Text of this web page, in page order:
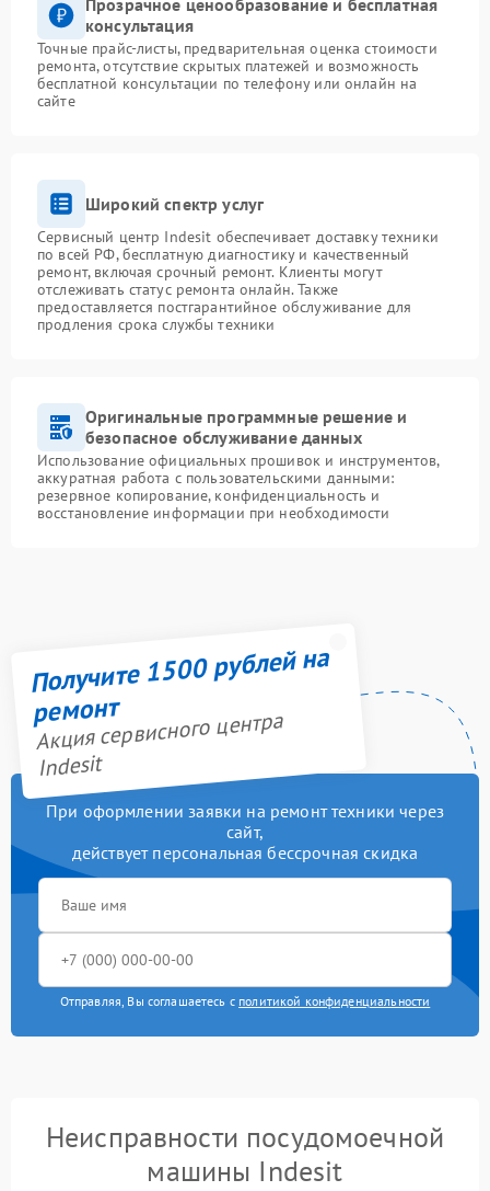
Прозрачное ценообразование и бесплатная
консультация
Точные прайс-листы, предварительная оценка стоимости
ремонта, отсутствие скрытых платежей и возможность
бесплатной консультации по телефону или онлайн на
сайте
Широкий спектр услуг
Сервисный центр Indesit обеспечивает доставку техники
по всей РФ, бесплатную диагностику и качественный
ремонт, включая срочный ремонт. Клиенты могут
отслеживать статус ремонта онлайн. Также
предоставляется постгарантийное обслуживание для
продления срока службы техники
Оригинальные программные решение и
безопасное обслуживание данных
Использование официальных прошивок и инструментов,
аккуратная работа с пользовательскими данными:
резервное копирование, конфиденциальность и
восстановление информации при необходимости
Получите 1500 рублей на
ремонт
Акция сервисного центра
Indesit
При оформлении заявки на ремонт техники через
сайт,
действует персональная бессрочная скидка
Отправляя, Вы соглашаетесь с политикой конфиденциальности
Неисправности посудомоечной
машины Indesit